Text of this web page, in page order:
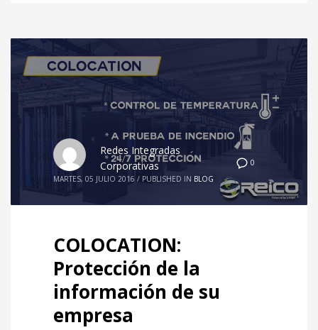
0
Redes Integradas
Corporativas
MARTES, 05 JULIO 2016 / PUBLISHED IN BLOG
COLOCATION:
Protección de la
información de su
empresa